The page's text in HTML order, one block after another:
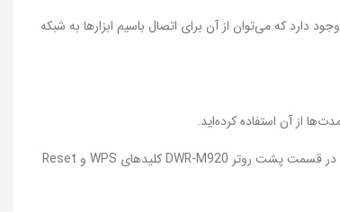
این روتر شرکت دی‌-لینک دارای یک درگاه برای نصب سیم‎کارت است که می‌توانید از سیم‌کارت تمام اپراتورها استفاده کنید. در کنار شیار سیم‌کارت، چهار درگاه LAN وجود دارد که می‌توان از آن برای اتصال باسیم ابزارها به شبکه
برای این دستگاه چهار عدد آنتن در نظر گرفته شده است که دوتای آن‌ها برای اتصال آنتن‌های 3G/4G است و دو تای دیگر برای آنتن‌های شبکه‌ی وای‌فای هستند. در قسمت پشت روتر DWR-M920 کلیدهای WPS و Reset